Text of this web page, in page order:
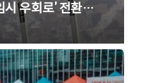
시 우회로’ 전환…